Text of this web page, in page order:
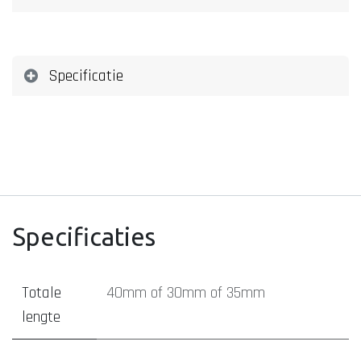
Specificatie
Specificaties
Totale
lengte
40mm of 30mm of 35mm